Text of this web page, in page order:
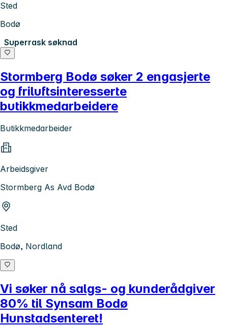
Sted
Bodø
Superrask søknad
Stormberg Bodø søker 2 engasjerte
og friluftsinteresserte
butikkmedarbeidere
Butikkmedarbeider
Arbeidsgiver
Stormberg As Avd Bodø
Sted
Bodø, Nordland
Vi søker nå salgs- og kunderådgiver
80% til Synsam Bodø
Hunstadsenteret!